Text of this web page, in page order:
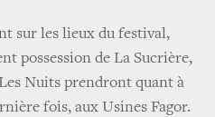
sur les lieux du festival,
possession de La Sucrière,
Nuits prendront quant à
fois, aux Usines Fagor.